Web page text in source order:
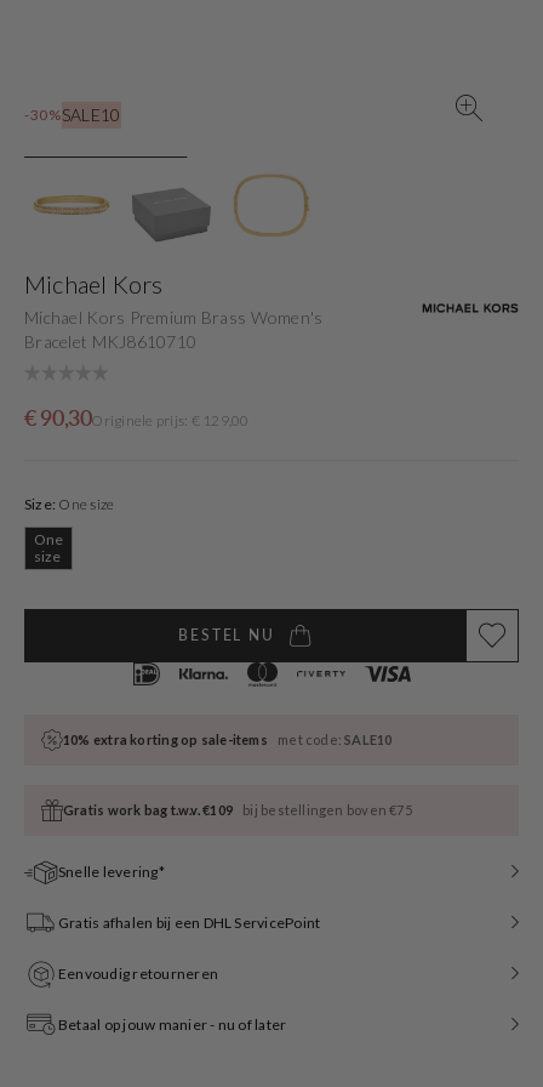
-30%SALE10
Michael Kors
Michael Kors Premium Brass Women's
Bracelet MKJ8610710
Sale
€ 90,30
OrigineleOriginele prijs: € 129,00
Size: One size
One
sizeVariant
sold
or
BESTEL NU
10% extra korting op sale-items met code:SALE10
Gratis work bag t.w.v. €109 bij bestellingen boven €75
Snelle levering*
Gratis afhalen bij een DHL ServicePoint
Eenvoudig retourneren
Betaal op jouw manier - nu of later